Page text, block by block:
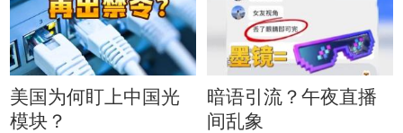
美国为何盯上中国光
模块？
暗语引流？午夜直播
间乱象